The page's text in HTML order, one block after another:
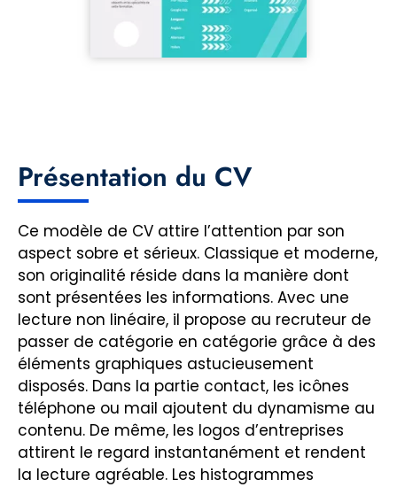
Présentation du CV
Ce modèle de CV attire l’attention par son
aspect sobre et sérieux. Classique et moderne,
son originalité réside dans la manière dont
sont présentées les informations. Avec une
lecture non linéaire, il propose au recruteur de
passer de catégorie en catégorie grâce à des
éléments graphiques astucieusement
disposés. Dans la partie contact, les icônes
téléphone ou mail ajoutent du dynamisme au
contenu. De même, les logos d’entreprises
attirent le regard instantanément et rendent
la lecture agréable. Les histogrammes